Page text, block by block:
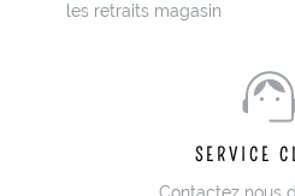
les retraits magasin
SERVICE